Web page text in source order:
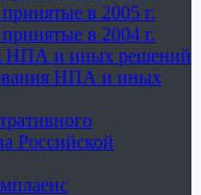
в 2005 г.
в 2004 г.
НПА и иных решений
НПА и иных
Российской